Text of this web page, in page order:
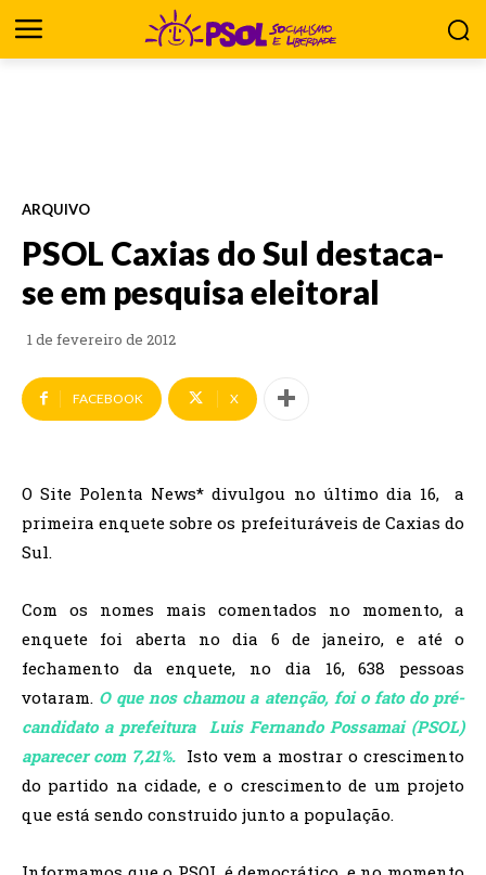
ARQUIVO
PSOL Caxias do Sul destaca-
se em pesquisa eleitoral
1 de fevereiro de 2012
FACEBOOK X
O Site Polenta News* divulgou no último dia 16, a
primeira enquete sobre os prefeituráveis de Caxias do
Sul.
Com os nomes mais comentados no momento, a
enquete foi aberta no dia 6 de janeiro, e até o
fechamento da enquete, no dia 16, 638 pessoas
votaram. O que nos chamou a atenção, foi o fato do pré-
candidato a prefeitura Luis Fernando Possamai (PSOL)
aparecer com 7,21%. Isto vem a mostrar o crescimento
do partido na cidade, e o crescimento de um projeto
que está sendo construido junto a população.